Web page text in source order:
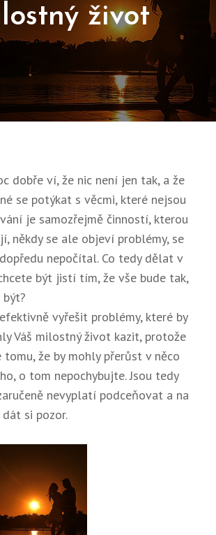
život
Posted
29.
2018
dobře ví, že nic není jen tak, a že
se potýkat s věcmi, které nejsou
je samozřejmě činností, kterou
někdy se ale objeví problémy, se
nepočítal. Co tedy dělat v
být jistí tím, že vše bude tak,
vyřešit problémy, které by
Váš milostný život kazit, protože
tomu, že by mohly přerůst v něco
o tom nepochybujte. Jsou tedy
nevyplatí podceňovat a na
si pozor.